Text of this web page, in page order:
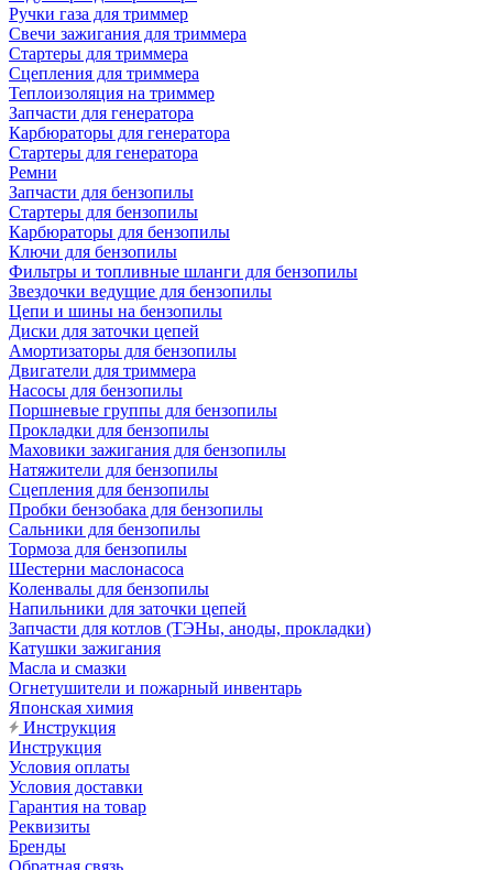
Ручки газа для триммер
Свечи зажигания для триммера
Стартеры для триммера
Сцепления для триммера
Теплоизоляция на триммер
Запчасти для генератора
Карбюраторы для генератора
Стартеры для генератора
Ремни
Запчасти для бензопилы
Стартеры для бензопилы
Карбюраторы для бензопилы
Ключи для бензопилы
Фильтры и топливные шланги для бензопилы
Звездочки ведущие для бензопилы
Цепи и шины на бензопилы
Диски для заточки цепей
Амортизаторы для бензопилы
Двигатели для триммера
Насосы для бензопилы
Поршневые группы для бензопилы
Прокладки для бензопилы
Маховики зажигания для бензопилы
Натяжители для бензопилы
Сцепления для бензопилы
Пробки бензобака для бензопилы
Сальники для бензопилы
Тормоза для бензопилы
Шестерни маслонасоса
Коленвалы для бензопилы
Напильники для заточки цепей
Запчасти для котлов (ТЭНы, аноды, прокладки)
Катушки зажигания
Масла и смазки
Огнетушители и пожарный инвентарь
Японская химия
Инструкция
Инструкция
Условия оплаты
Условия доставки
Гарантия на товар
Реквизиты
Бренды
Обратная связь